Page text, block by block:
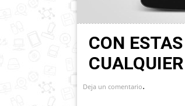
CON
Deja un comentario.